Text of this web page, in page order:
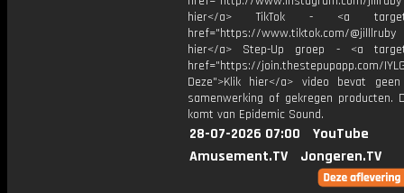
hier</a> TikTok - <a
href="https://www.tiktok.com/
hier</a> Step-Up groep - <a
href="https://join.thestepupapp.com/
Deze">Klik hier</a> video bevat
samenwerking of gekregen producten.
komt van Epidemic Sound.
28-07-2026 07:00
YouTube
Amusement.TV
Jongeren.TV